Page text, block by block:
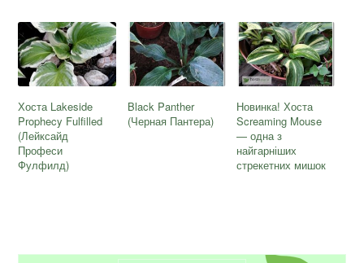
Хоста Lakeside
Prophecy Fulfilled
(Лейксайд
Професи
Фулфилд)
Black Panther
(Черная Пантера)
Новинка! Хоста
Screaming Mouse
— одна з
найгарніших
стрекетних мишок